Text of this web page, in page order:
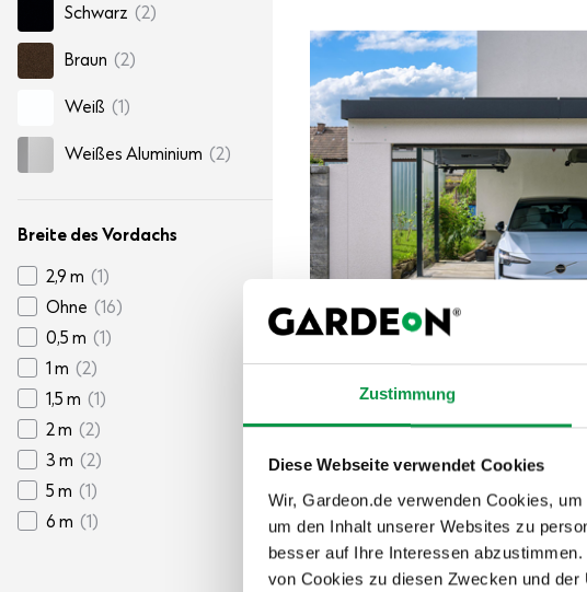
Zustimmung
Diese Webseite verwendet Cookies
Wir, Gardeon.de verwenden Cookies,
um den Inhalt unserer Websites zu
besser auf Ihre Interessen
von Cookies zu diesen Zwecken und
Schwarz (2)
Braun (2)
Weiß (1)
Weißes Aluminium (2)
Breite des Vordachs
2,9 m (1)
Ohne (16)
0,5 m (1)
1 m (2)
1,5 m (1)
2 m (2)
3 m (2)
5 m (1)
6 m (1)
100% echte Fotos
Isoliertes Dach im Preis enthalten
Dachträger in RAL-Farbe
Attraktive Höhe von 2,5 m